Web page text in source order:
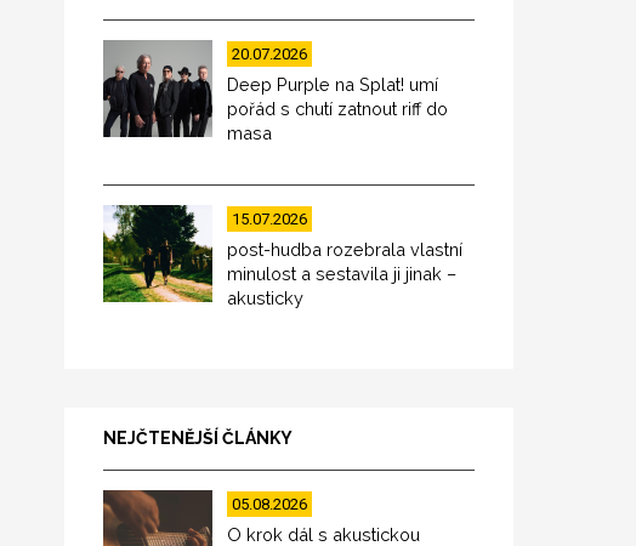
20.07.2026
Deep Purple na Splat! umí
pořád s chutí zatnout riff do
masa
15.07.2026
post-hudba rozebrala vlastní
minulost a sestavila ji jinak –
akusticky
NEJČTENĚJŠÍ ČLÁNKY
05.08.2026
O krok dál s akustickou